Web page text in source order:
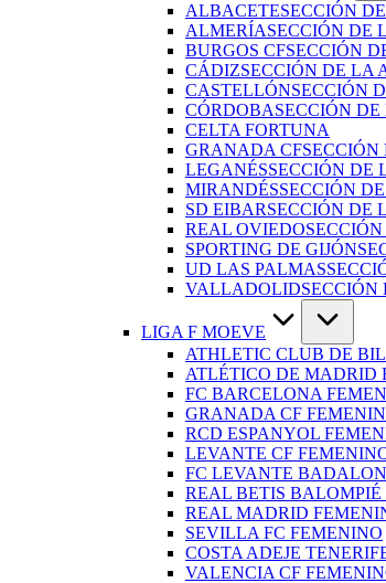
ALBACETESECCIÓN
ALMERÍASECCIÓN DE
BURGOS CFSECCIÓN
CÁDIZSECCIÓN DE LA
CASTELLÓNSECCIÓN
CÓRDOBASECCIÓN
CELTA FORTUNA
GRANADA CF
LEGANÉSSECCIÓN DE
MIRANDÉSSECCIÓN
SD EIBARSECCIÓN DE
REAL OVIEDO
SPORTING DE GIJÓN
UD LAS PALMAS
VALLADOLID
LIGA F MOEVE
ATHLETIC CLUB DE
ATLÉTICO DE MADRID
FC BARCELONA
GRANADA CF
RCD ESPANYOL
LEVANTE CF
FC LEVANTE
REAL BETIS BALOMPIÉ
REAL MADRID
SEVILLA FC FEMENINO
COSTA ADEJE
VALENCIA CF